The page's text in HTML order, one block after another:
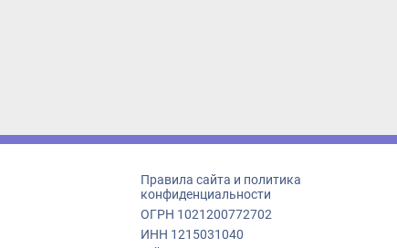
конфиденциальности
ОГРН 1021200772702
ИНН 1215031040
г. Йошкар-Ола, ул. Кремлёвская, д.